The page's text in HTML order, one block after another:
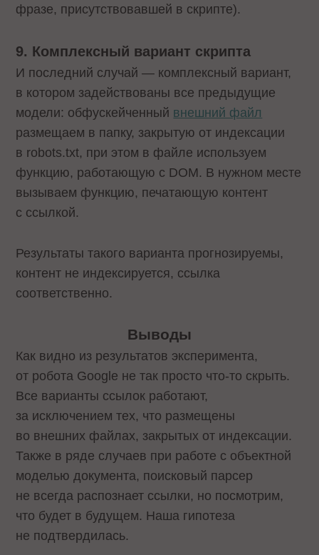
фразе, присутствовавшей в скрипте).
9. Комплексный вариант скрипта
И последний случай — комплексный вариант,
в котором задействованы все предыдущие
модели: обфускейченный внешний файл
размещаем в папку, закрытую от индексации
в robots.txt, при этом в файле используем
функцию, работающую с DOM. В нужном месте
вызываем функцию, печатающую контент
с ссылкой.
Результаты такого варианта прогнозируемы,
контент не индексируется, ссылка
соответственно.
Выводы
Как видно из результатов эксперимента,
от робота Google не так просто что-то скрыть.
Все варианты ссылок работают,
за исключением тех, что размещены
во внешних файлах, закрытых от индексации.
Также в ряде случаев при работе с объектной
моделью документа, поисковый парсер
не всегда распознает ссылки, но посмотрим,
что будет в будущем. Наша гипотеза
не подтвердилась.